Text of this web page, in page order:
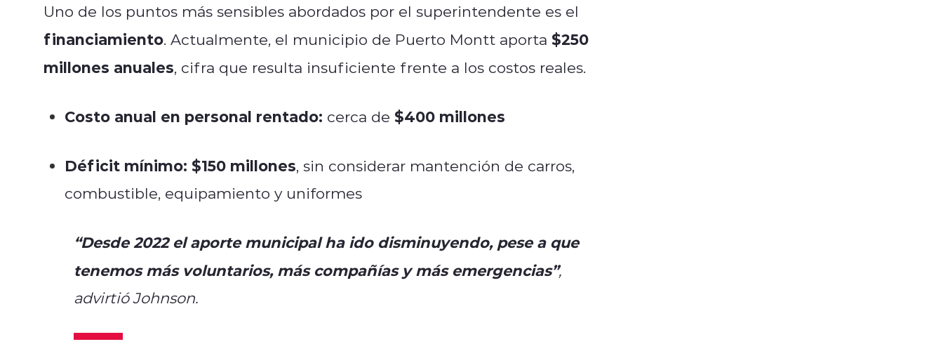
Uno de los puntos más sensibles abordados por el superintendente es el
financiamiento. Actualmente, el municipio de Puerto Montt aporta $250
millones anuales, cifra que resulta insuficiente frente a los costos reales.
Costo anual en personal rentado: cerca de $400 millones
Déficit mínimo: $150 millones, sin considerar mantención de carros,
combustible, equipamiento y uniformes
“Desde 2022 el aporte municipal ha ido disminuyendo, pese a que
tenemos más voluntarios, más compañías y más emergencias”,
advirtió Johnson.